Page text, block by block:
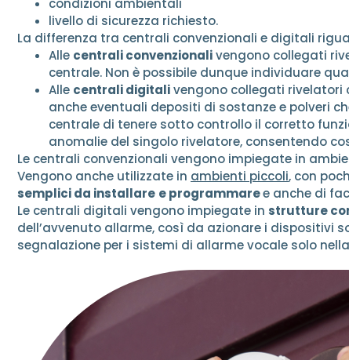
condizioni ambientali
livello di sicurezza richiesto.
La differenza tra centrali convenzionali e digitali
Alle centrali convenzionalivengono collegati
centrale. Non è possibile dunque individuare
Alle centrali digitalivengono collegati rivelatori
anche eventuali depositi di sostanze e polveri
centrale di tenere sotto controllo il corretto
anomalie del singolo rivelatore, consentendo
Le centrali convenzionali vengono impiegate in
Vengono anche utilizzate in ambienti piccoli, con
semplici da installare e programmaree anche di
Le centrali digitali vengono impiegate in strutture
dell’avvenuto allarme, così da azionare i dispositivi
segnalazione per i sistemi di allarme vocale solo